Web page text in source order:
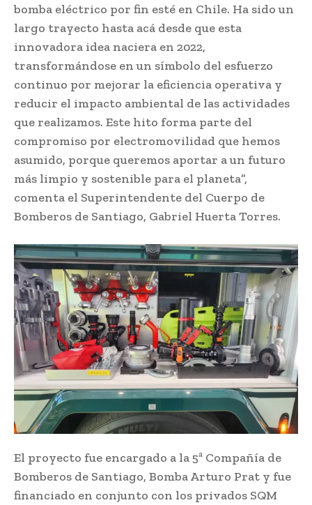
bomba eléctrico por fin esté en Chile. Ha sido un
largo trayecto hasta acá desde que esta
innovadora idea naciera en 2022,
transformándose en un símbolo del esfuerzo
continuo por mejorar la eficiencia operativa y
reducir el impacto ambiental de las actividades
que realizamos. Este hito forma parte del
compromiso por electromovilidad que hemos
asumido, porque queremos aportar a un futuro
más limpio y sostenible para el planeta”,
comenta el Superintendente del Cuerpo de
Bomberos de Santiago, Gabriel Huerta Torres.
El proyecto fue encargado a la 5ª Compañía de
Bomberos de Santiago, Bomba Arturo Prat y fue
financiado en conjunto con los privados SQM